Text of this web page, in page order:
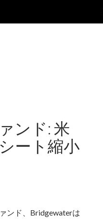
ンド: 米
ート縮小
ンド、Bridgewaterは